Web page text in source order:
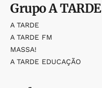
GrupoA TARDE
A TARDE
A TARDE FM
MASSA!
A TARDE EDUCAÇÃO